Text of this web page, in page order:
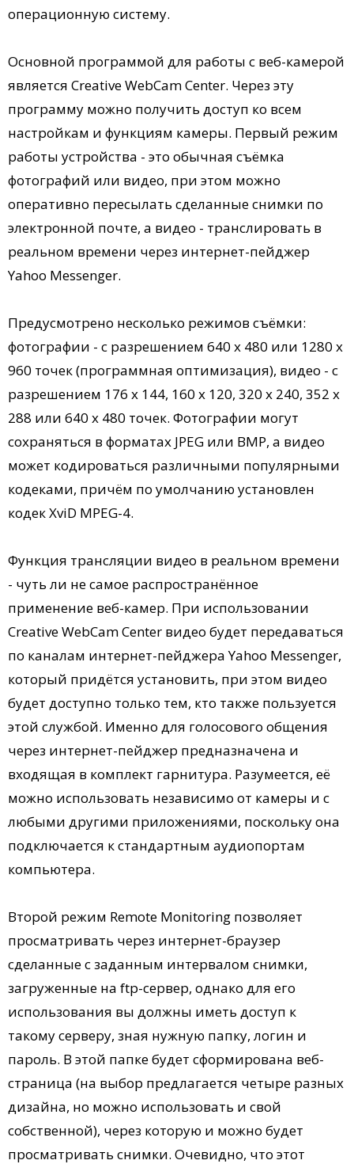
операционную систему.
Основной программой для работы с веб-камерой
является Creative WebCam Center. Через эту
программу можно получить доступ ко всем
настройкам и функциям камеры. Первый режим
работы устройства - это обычная съёмка
фотографий или видео, при этом можно
оперативно пересылать сделанные снимки по
электронной почте, а видео - транслировать в
реальном времени через интернет-пейджер
Yahoo Messenger.
Предусмотрено несколько режимов съёмки:
фотографии - с разрешением 640 х 480 или 1280 х
960 точек (программная оптимизация), видео - с
разрешением 176 х 144, 160 х 120, 320 х 240, 352 х
288 или 640 х 480 точек. Фотографии могут
сохраняться в форматах JPEG или BMP, а видео
может кодироваться различными популярными
кодеками, причём по умолчанию установлен
кодек XviD MPEG-4.
Функция трансляции видео в реальном времени
- чуть ли не самое распространённое
применение веб-камер. При использовании
Creative WebCam Center видео будет передаваться
по каналам интернет-пейджера Yahoo Messenger,
который придётся установить, при этом видео
будет доступно только тем, кто также пользуется
этой службой. Именно для голосового общения
через интернет-пейджер предназначена и
входящая в комплект гарнитура. Разумеется, её
можно использовать независимо от камеры и с
любыми другими приложениями, поскольку она
подключается к стандартным аудиопортам
компьютера.
Второй режим Remote Monitoring позволяет
просматривать через интернет-браузер
сделанные с заданным интервалом снимки,
загруженные на ftp-сервер, однако для его
использования вы должны иметь доступ к
такому серверу, зная нужную папку, логин и
пароль. В этой папке будет сформирована веб-
страница (на выбор предлагается четыре разных
дизайна, но можно использовать и свой
собственной), через которую и можно будет
просматривать снимки. Очевидно, что этот